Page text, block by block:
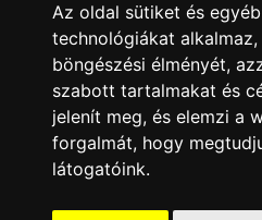
Az oldal sütiket és
technológiákat
böngészési élményét,
szabott tartalmakat és
jelenít meg, és elemzi a
forgalmát, hogy
látogatóink.
Webszolgáltatás
Üzleteinkben az elektronikus
érhető el, bankkártyás fizetésre
INFORMÁCIÓK
Általános Szerződési Feltételek
Adatkezelési nyilatkozat
Rólunk